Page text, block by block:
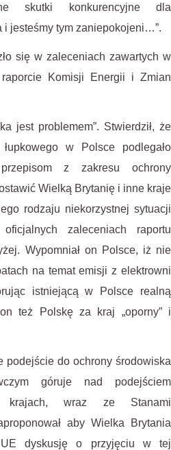
skutki konkurencyjne dla
i jesteśmy tym zaniepokojeni…”.
się w zaleceniach zawartych w
Komisji Energii i Zmian
jest problemem”. Stwierdził, że
w Polsce podlegało
z zakresu ochrony
Wielką Brytanię i inne kraje
rodzaju niekorzystnej sytuacji
zaleceniach raportu
Wypomniał on Polsce, iż nie
na temat emisji z elektrowni
istniejącą w Polsce realną
też Polskę za kraj „oporny” i
podejście do ochrony środowiska
góruje nad podejściem
wraz ze Stanami
aby Wielka Brytania
UE dyskusję o przyjęciu w tej